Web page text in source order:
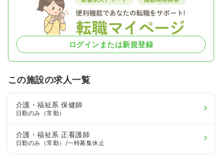
ログインまたは新規登録
この施設の求人一覧
介護・福祉系保健師
日勤のみ（常勤）
介護・福祉系正看護師
日勤のみ（常勤） /一時募集休止